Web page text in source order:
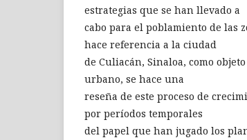
estrategias que se han llevado a
cabo para el poblamiento de las
hace referencia a la ciudad
de Culiacán, Sinaloa, como
urbano, se hace una
reseña de este proceso de
por períodos temporales
del papel que han jugado los